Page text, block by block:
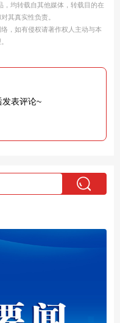
，均转载自其他媒体，转载目的在
其真实性负责。
，如有侵权请著作权人主动与本
发表评论~